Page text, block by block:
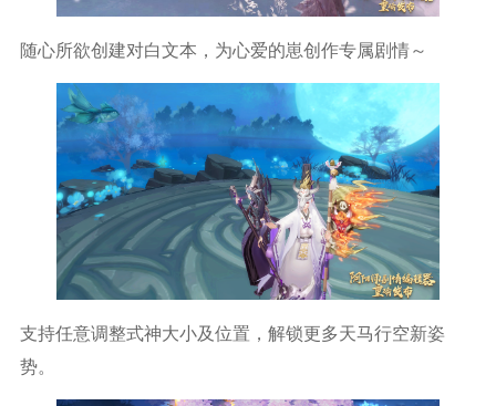
随心所欲创建对白文本，为心爱的崽创作专属剧情～
支持任意调整式神大小及位置，解锁更多天马行空新姿
势。